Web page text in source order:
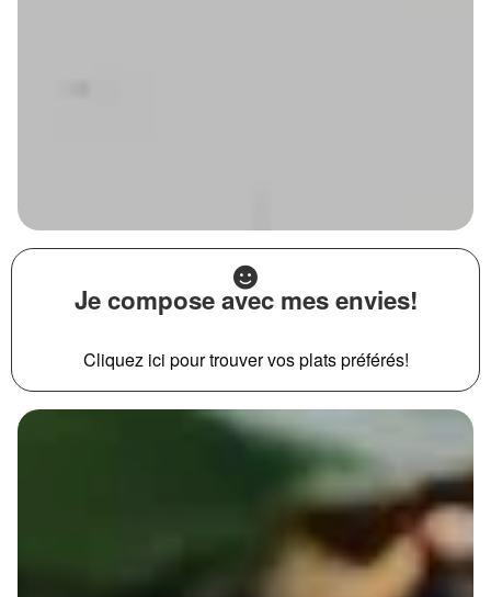
Je compose avec mes envies!
Cliquez ici pour trouver vos plats préférés!